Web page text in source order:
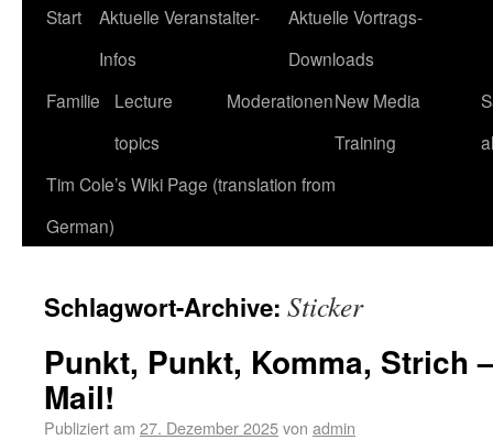
Start
Aktuelle Veranstalter-
Infos
Aktuelle Vortrags-
Downloads
Familie
Lecture
topics
ModerationenNew Media
Training
Tim Cole’s Wiki Page (translation from
German)
Schlagwort-Archive: Sticker
Punkt, Punkt, Komma, Strich
Mail!
Publiziert am 27. Dezember 2025von admin